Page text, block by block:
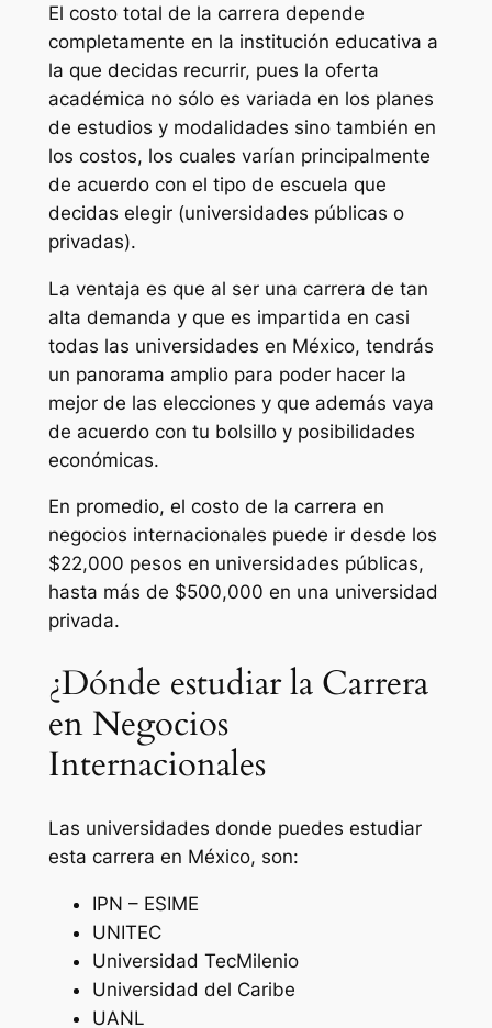
El costo total de la carrera depende
completamente en la institución educativa a
la que decidas recurrir, pues la oferta
académica no sólo es variada en los planes
de estudios y modalidades sino también en
los costos, los cuales varían principalmente
de acuerdo con el tipo de escuela que
decidas elegir (universidades públicas o
privadas).
La ventaja es que al ser una carrera de tan
alta demanda y que es impartida en casi
todas las universidades en México, tendrás
un panorama amplio para poder hacer la
mejor de las elecciones y que además vaya
de acuerdo con tu bolsillo y posibilidades
económicas.
En promedio, el costo de la carrera en
negocios internacionales puede ir desde los
$22,000 pesos en universidades públicas,
hasta más de $500,000 en una universidad
privada.
¿Dónde estudiar la Carrera
en Negocios
Internacionales
Las universidades donde puedes estudiar
esta carrera en México, son:
IPN – ESIME
UNITEC
Universidad TecMilenio
Universidad del Caribe
UANL